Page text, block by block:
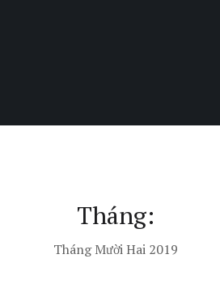
Tháng:
Tháng Mười Hai 2019